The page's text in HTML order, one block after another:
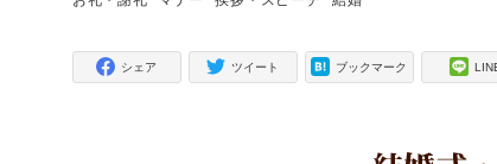
タグ タグ タグ タグ
シェア ツイート ブックマーク